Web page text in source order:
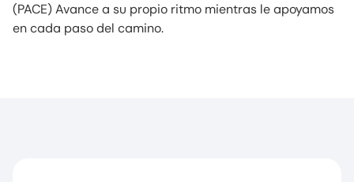
(PACE) Avance a su propio ritmo mientras le apoyamos
en cada paso del camino.